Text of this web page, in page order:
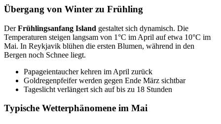
Übergang von Winter zu Frühling
DerFrühlingsanfang Island gestaltet sich dynamisch. Die
Temperaturen steigen langsam von 1°C im April auf etwa 10°C im
Mai. In Reykjavik blühen die ersten Blumen, während in den
Bergen noch Schnee liegt.
Papageientaucher kehren im April zurück
Goldregenpfeifer werden gegen Ende März sichtbar
Tageslicht verlängert sich auf bis zu 18 Stunden
Typische Wetterphänomene im Mai